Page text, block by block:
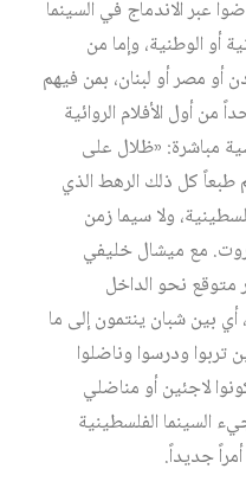
عبر الاندماج في السينما
أو الوطنية، وإما من
أو مصر أو لبنان، بمن فيهم
أول الأفلام الروائية
مباشرة: «ظلال على
وبمن فيهم طبعاً كل ذلك الرهط الذي
ولا سيما زمن
مع ميشال خليفي
نحو الداخل
بين شبان ينتمون إلى ما
48»، من الذين تربوا ودرسوا وناضلوا
لاجئين أو مناضلي
السينما الفلسطينية
جديداً.